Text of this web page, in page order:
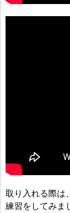
取り入れる際は
練習をしてみま